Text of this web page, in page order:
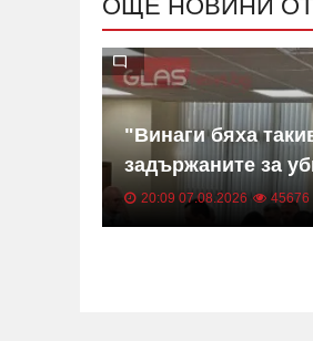
ОЩЕ НОВИНИ
"Винаги бяха
задържаните за
Георги в Пловдив
GlasNews
20:09 07.08.2026 45676